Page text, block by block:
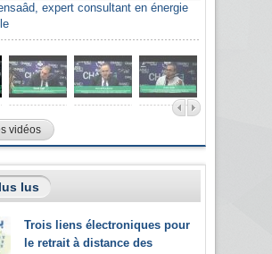
expert consultant en énergie
de la Confédération
patronat citoyen CAPC
vidéos
lus
Trois liens électroniques pour
le retrait à distance des